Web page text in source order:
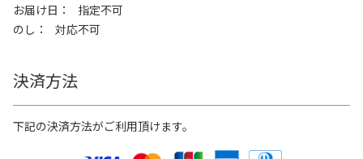
お届け日
指定不可
のし
対応不可
決済方法
下記の決済方法がご利用頂けます。